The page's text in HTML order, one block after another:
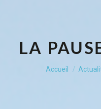
LA
Vous êtes ici :
Accueil